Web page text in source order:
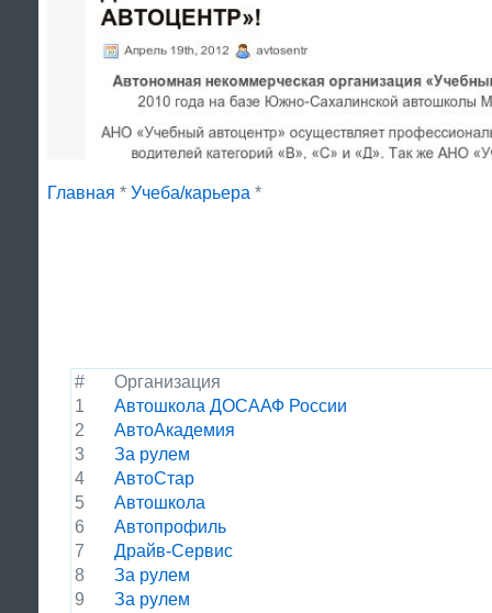
Главная * Учеба/карьера *
#
Организация
1
Автошкола ДОСААФ России
2
АвтоАкадемия
3
За рулем
4
АвтоСтар
5
Автошкола
6
Автопрофиль
7
Драйв-Сервис
8
За рулем
9
За рулем